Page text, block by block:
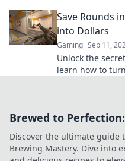
Save Rounds
into Dollars
Gaming Sep 11,
Unlock the
learn how to
Brewed to
Discover the ultimate guide
Brewing Mastery. Dive into